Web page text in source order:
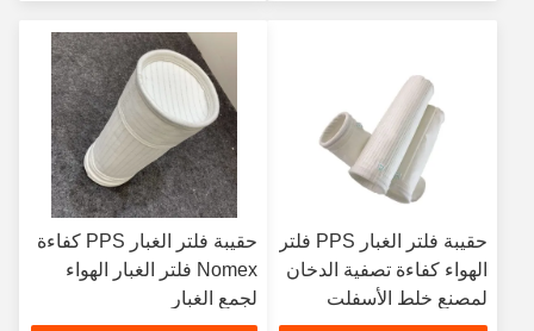
حقيبة فلتر الغبار PPS فلتر
الهواء كفاءة تصفية الدخان
لمصنع خلط الأسفلت
حقيبة فلتر الغبار PPS كفاءة
Nomex فلتر الغبار الهواء
لجمع الغبار